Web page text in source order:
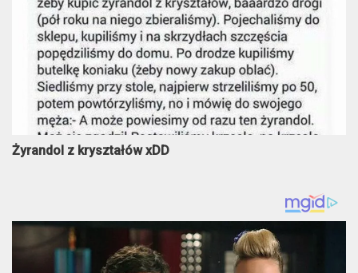
Żyrandol z kryształów xDD